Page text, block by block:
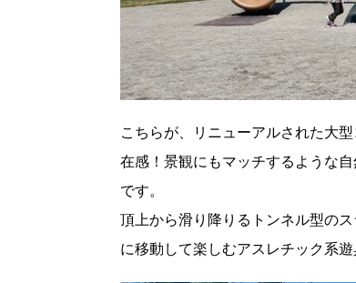
閉じる
こちらが、リニューアルされた大
在感！景観にもマッチするような
です。
頂上から滑り降りるトンネル型の
に移動して楽しむアスレチック系